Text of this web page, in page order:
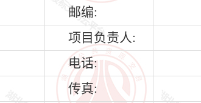
邮编:
项目负责人:
电话:
传真: